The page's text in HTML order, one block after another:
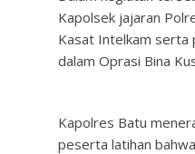
Kapolsek jajaran
Kasat Intelkam serta
dalam Oprasi Bina
Kapolres Batu
peserta latihan